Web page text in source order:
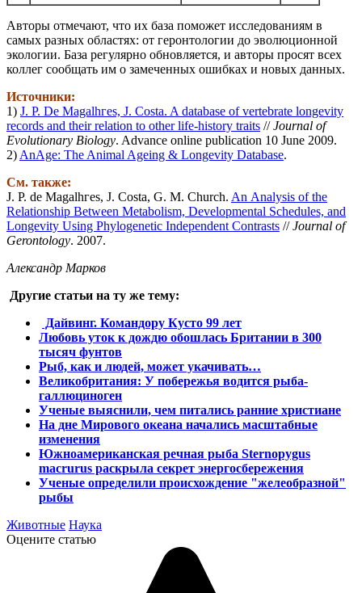
Авторы отмечают, что их база поможет исследованиям в
самых разных областях: от геронтологии до эволюционной
экологии. База регулярно обновляется, и авторы просят всех
коллег сообщать им о замеченных ошибках и новых данных.
Источники:
1) J. P. De Magalhгes, J. Costa. A database of vertebrate longevity
records and their relation to other life-history traits //Journal of
Evolutionary Biology. Advance online publication 10 June 2009.
2) AnAge: The Animal Ageing & Longevity Database.
См. также:
J. P. de Magalhгes, J. Costa, G. M. Church. An Analysis of the
Relationship Between Metabolism, Developmental Schedules, and
Longevity Using Phylogenetic Independent Contrasts //Journal of
Gerontology. 2007.
Александр Марков
Другие статьи на ту же тему:
Дайвинг. Командору Кусто 99 лет
Любовь уток к дождю обошлась Британии в 300
тысяч фунтов
Рыб, как и людей, может укачивать…
Великобритания: У побережья водится рыба-
галлюциноген
Ученые выяснили, чем питались ранние христиане
На дне Мирового океана начались масштабные
изменения
Южноамериканская речная рыба Sternopygus
macrurus раскрыла секрет энергосбережения
Ученые определили происхождение "желеобразной"
рыбы
Животные Наука
Оцените статью